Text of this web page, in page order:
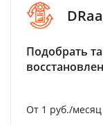
Подобрать
От 1 руб./месяц